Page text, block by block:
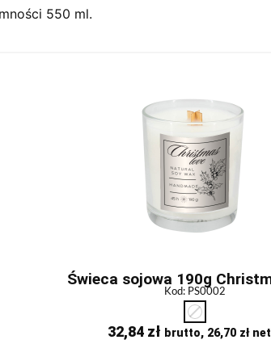
550 ml.
Świeca sojowa 190g
Kod: PS0002
32,84 zł brutto, 26,70 zł